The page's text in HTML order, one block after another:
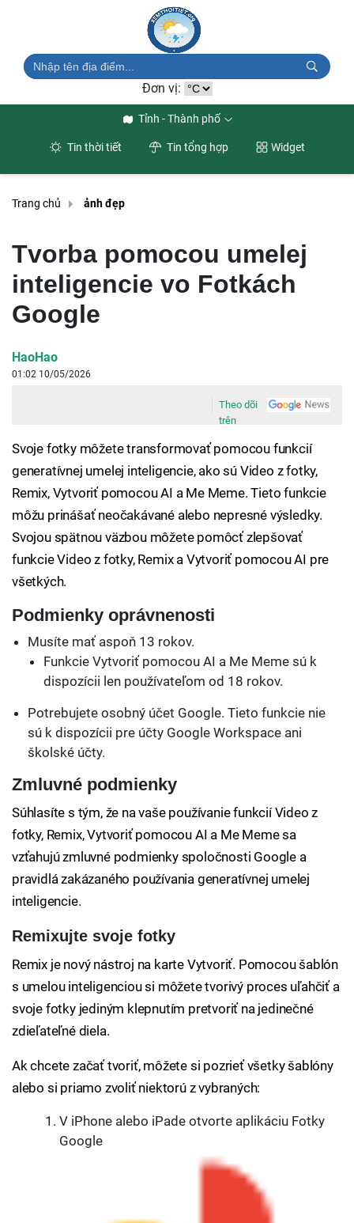
Đơn vị:
Tỉnh - Thành phố
Tin thời tiết Tin tổng hợp Widget
Trang chủ ảnh đẹp
Tvorba pomocou umelej
inteligencie vo Fotkách
Google
HaoHao
01:02 10/05/2026
Theo dõi
trên
Svoje fotky môžete transformovať pomocou funkcií
generatívnej umelej inteligencie, ako sú Video z fotky,
Remix, Vytvoriť pomocou AI a Me Meme. Tieto funkcie
môžu prinášať neočakávané alebo nepresné výsledky.
Svojou spätnou väzbou môžete pomôcť zlepšovať
funkcie Video z fotky, Remix a Vytvoriť pomocou AI pre
všetkých.
Podmienky oprávnenosti
Musíte mať aspoň 13 rokov.
Funkcie Vytvoriť pomocou AI a Me Meme sú k
dispozícii len používateľom od 18 rokov.
Potrebujete osobný účet Google. Tieto funkcie nie
sú k dispozícii pre účty Google Workspace ani
školské účty.
Zmluvné podmienky
Súhlasíte s tým, že na vaše používanie funkcií Video z
fotky, Remix, Vytvoriť pomocou AI a Me Meme sa
vzťahujú zmluvné podmienky spoločnosti Google a
pravidlá zakázaného používania generatívnej umelej
inteligencie.
Remixujte svoje fotky
Remix je nový nástroj na karte Vytvoriť. Pomocou šablón
s umelou inteligenciou si môžete tvorivý proces uľahčiť a
svoje fotky jediným klepnutím pretvoriť na jedinečné
zdieľateľné diela.
Ak chcete začať tvoriť, môžete si pozrieť všetky šablóny
alebo si priamo zvoliť niektorú z vybraných:
V iPhone alebo iPade otvorte aplikáciu Fotky
Google